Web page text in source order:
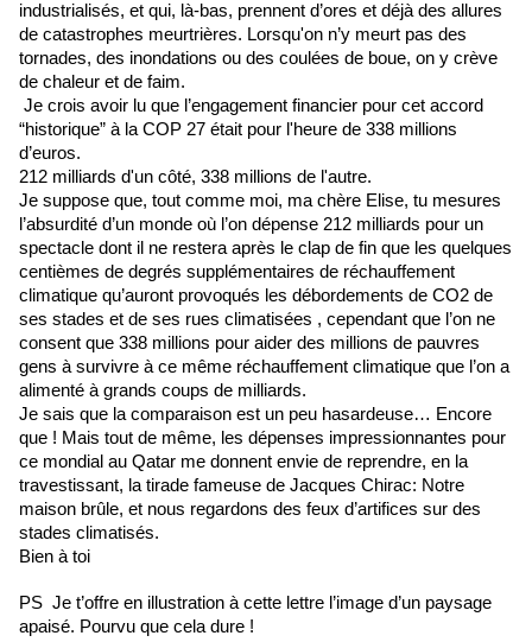
industrialisés, et qui, là-bas, prennent d’ores et déjà des allures
de catastrophes meurtrières. Lorsqu'on n’y meurt pas des
tornades, des inondations ou des coulées de boue, on y crève
de chaleur et de faim.
Je crois avoir lu que l’engagement financier pour cet accord
“historique” à la COP 27 était pour l'heure de 338 millions
d’euros.
212 milliards d'un côté, 338 millions de l'autre.
Je suppose que, tout comme moi, ma chère Elise, tu mesures
l’absurdité d’un monde où l’on dépense 212 milliards pour un
spectacle dont il ne restera après le clap de fin que les quelques
centièmes de degrés supplémentaires de réchauffement
climatique qu’auront provoqués les débordements de CO2 de
ses stades et de ses rues climatisées , cependant que l’on ne
consent que 338 millions pour aider des millions de pauvres
gens à survivre à ce même réchauffement climatique que l’on a
alimenté à grands coups de milliards.
Je sais que la comparaison est un peu hasardeuse… Encore
que ! Mais tout de même, les dépenses impressionnantes pour
ce mondial au Qatar me donnent envie de reprendre, en la
travestissant, la tirade fameuse de Jacques Chirac: Notre
maison brûle, et nous regardons des feux d’artifices sur des
stades climatisés.
Bien à toi
PS  Je t’offre en illustration à cette lettre l’image d’un paysage
apaisé. Pourvu que cela dure !